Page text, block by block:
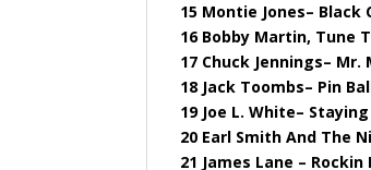
15 Montie Jones– Black
16 Bobby Martin, Tune
17 Chuck Jennings– Mr.
18 Jack Toombs– Pin
19 Joe L. White–
20 Earl Smith And The
21 James Lane – Rockin